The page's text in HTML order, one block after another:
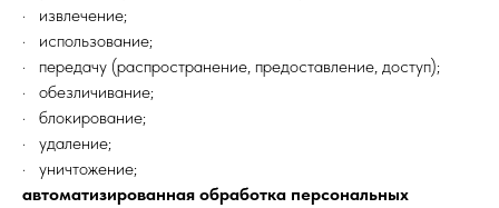
· извлечение;
· использование;
· передачу (распространение, предоставление, доступ);
· обезличивание;
· блокирование;
· удаление;
· уничтожение;
автоматизированная обработка персональных